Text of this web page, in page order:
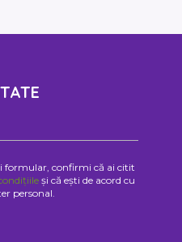
formular, confirmi că ai citit
și că ești de acord cu
personal.